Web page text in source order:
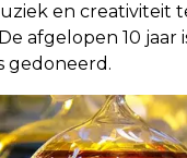
en creativiteit
afgelopen 10 jaar
gedoneerd.